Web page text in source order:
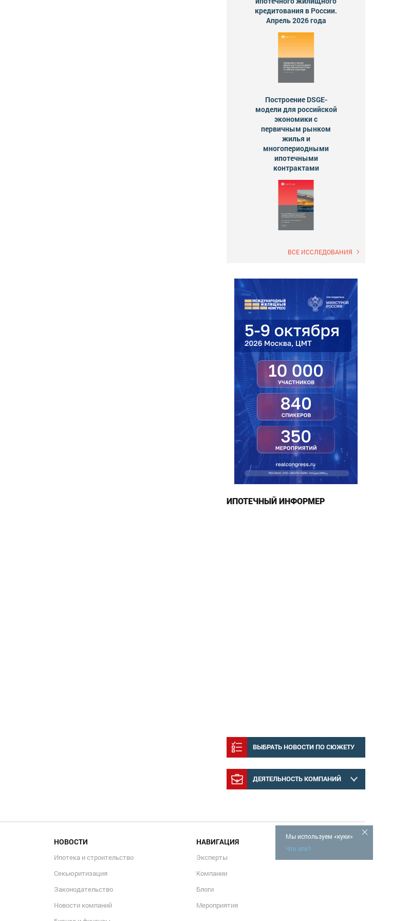
кредитования в России.
Апрель 2026 года
Построение DSGE-
модели для российской
экономики с
первичным рынком
жилья и
многопериодными
ипотечными
контрактами
ВСЕ ИССЛЕДОВАНИЯ
ИПОТЕЧНЫЙ ИНФОРМЕР
ВЫБРАТЬ НОВОСТИ ПО СЮЖЕТУ
ДЕЯТЕЛЬНОСТЬ КОМПАНИЙ
Мы используем «куки»
Что это?
НОВОСТИ
Ипотека и строительство
Секьюритизация
Законодательство
Новости компаний
НАВИГАЦИЯ
Эксперты
Компании
Блоги
Мероприятия